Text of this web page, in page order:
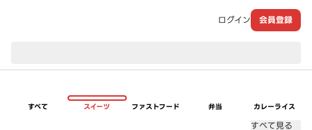
ログイン 会員登録
すべて スイーツ ファストフード 弁当 カレーライス
すべて見る